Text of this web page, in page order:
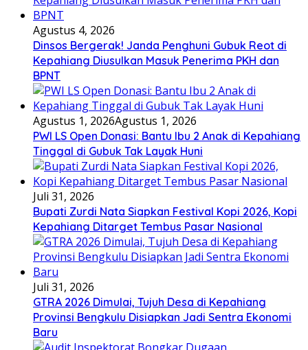
Agustus 4, 2026
Dinsos Bergerak! Janda Penghuni Gubuk Reot di
Kepahiang Diusulkan Masuk Penerima PKH dan
BPNT
Agustus 1, 2026Agustus 1, 2026
PWI LS Open Donasi: Bantu Ibu 2 Anak di Kepahiang
Tinggal di Gubuk Tak Layak Huni
Juli 31, 2026
Bupati Zurdi Nata Siapkan Festival Kopi 2026, Kopi
Kepahiang Ditarget Tembus Pasar Nasional
Juli 31, 2026
GTRA 2026 Dimulai, Tujuh Desa di Kepahiang
Provinsi Bengkulu Disiapkan Jadi Sentra Ekonomi
Baru